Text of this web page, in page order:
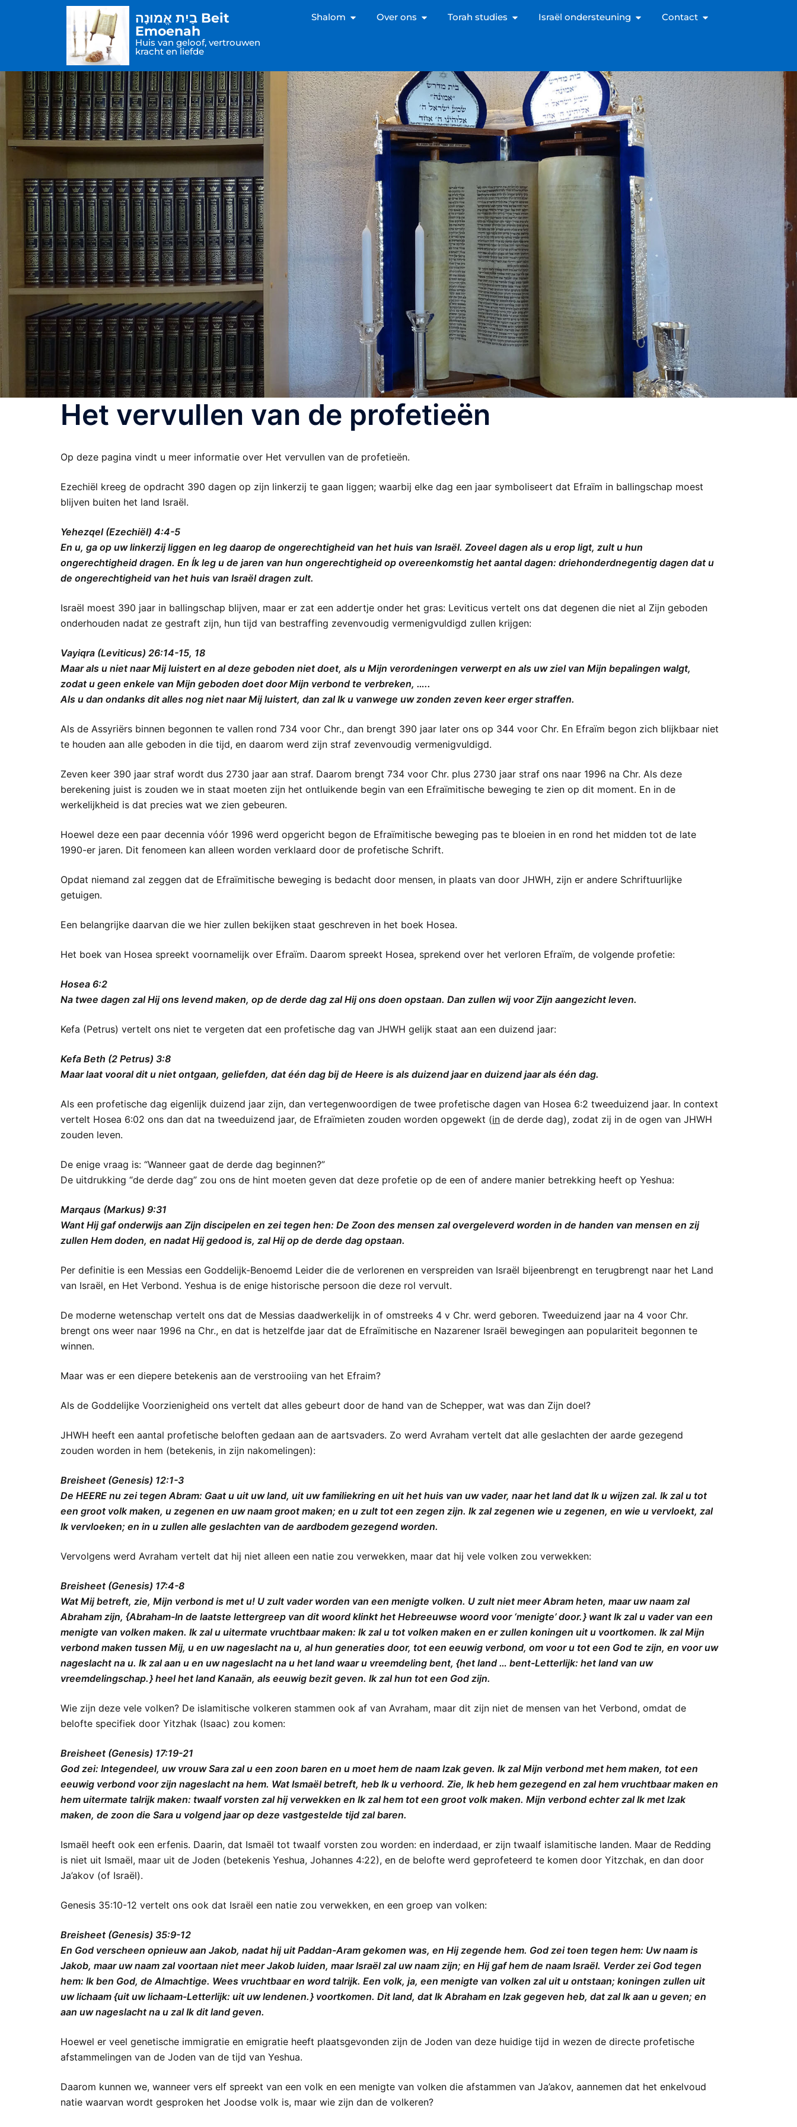
בַיִת אֱמוּנָה Beit
Emoenah
Huis van geloof, vertrouwen
kracht en liefde
Shalom Over ons Torah studies Israël ondersteuning Contact
Het vervullen van de profetieën
Op deze pagina vindt u meer informatie over Het vervullen van de profetieën.
Ezechiël kreeg de opdracht 390 dagen op zijn linkerzij te gaan liggen; waarbij elke dag een jaar symboliseert dat Efraïm in ballingschap moest
blijven buiten het land Israël.
Yehezqel (Ezechiël) 4:4-5
En u, ga op uw linkerzij liggen en leg daarop de ongerechtigheid van het huis van Israël. Zoveel dagen als u erop ligt, zult u hun
ongerechtigheid dragen. En Ík leg u de jaren van hun ongerechtigheid op overeenkomstig het aantal dagen: driehonderdnegentig dagen dat u
de ongerechtigheid van het huis van Israël dragen zult.
Israël moest 390 jaar in ballingschap blijven, maar er zat een addertje onder het gras: Leviticus vertelt ons dat degenen die niet al Zijn geboden
onderhouden nadat ze gestraft zijn, hun tijd van bestraffing zevenvoudig vermenigvuldigd zullen krijgen:
Vayiqra (Leviticus) 26:14-15, 18
Maar als u niet naar Mij luistert en al deze geboden niet doet, als u Mijn verordeningen verwerpt en als uw ziel van Mijn bepalingen walgt,
zodat u geen enkele van Mijn geboden doet door Mijn verbond te verbreken, …..
Als u dan ondanks dit alles nog niet naar Mij luistert, dan zal Ik u vanwege uw zonden zeven keer erger straffen.
Als de Assyriërs binnen begonnen te vallen rond 734 voor Chr., dan brengt 390 jaar later ons op 344 voor Chr. En Efraïm begon zich blijkbaar niet
te houden aan alle geboden in die tijd, en daarom werd zijn straf zevenvoudig vermenigvuldigd.
Zeven keer 390 jaar straf wordt dus 2730 jaar aan straf. Daarom brengt 734 voor Chr. plus 2730 jaar straf ons naar 1996 na Chr. Als deze
berekening juist is zouden we in staat moeten zijn het ontluikende begin van een Efraïmitische beweging te zien op dit moment. En in de
werkelijkheid is dat precies wat we zien gebeuren.
Hoewel deze een paar decennia vóór 1996 werd opgericht begon de Efraïmitische beweging pas te bloeien in en rond het midden tot de late
1990-er jaren. Dit fenomeen kan alleen worden verklaard door de profetische Schrift.
Opdat niemand zal zeggen dat de Efraïmitische beweging is bedacht door mensen, in plaats van door JHWH, zijn er andere Schriftuurlijke
getuigen.
Een belangrijke daarvan die we hier zullen bekijken staat geschreven in het boek Hosea.
Het boek van Hosea spreekt voornamelijk over Efraïm. Daarom spreekt Hosea, sprekend over het verloren Efraïm, de volgende profetie:
Hosea 6:2
Na twee dagen zal Hij ons levend maken, op de derde dag zal Hij ons doen opstaan. Dan zullen wij voor Zijn aangezicht leven.
Kefa (Petrus) vertelt ons niet te vergeten dat een profetische dag van JHWH gelijk staat aan een duizend jaar:
Kefa Beth (2 Petrus) 3:8
Maar laat vooral dit u niet ontgaan, geliefden, dat één dag bij de Heere is als duizend jaar en duizend jaar als één dag.
Als een profetische dag eigenlijk duizend jaar zijn, dan vertegenwoordigen de twee profetische dagen van Hosea 6:2 tweeduizend jaar. In context
vertelt Hosea 6:02 ons dan dat na tweeduizend jaar, de Efraïmieten zouden worden opgewekt (in de derde dag), zodat zij in de ogen van JHWH
zouden leven.
De enige vraag is: “Wanneer gaat de derde dag beginnen?”
De uitdrukking “de derde dag” zou ons de hint moeten geven dat deze profetie op de een of andere manier betrekking heeft op Yeshua:
Marqaus (Markus) 9:31
Want Hij gaf onderwijs aan Zijn discipelen en zei tegen hen: De Zoon des mensen zal overgeleverd worden in de handen van mensen en zij
zullen Hem doden, en nadat Hij gedood is, zal Hij op de derde dag opstaan.
Per definitie is een Messias een Goddelijk-Benoemd Leider die de verlorenen en verspreiden van Israël bijeenbrengt en terugbrengt naar het Land
van Israël, en Het Verbond. Yeshua is de enige historische persoon die deze rol vervult.
De moderne wetenschap vertelt ons dat de Messias daadwerkelijk in of omstreeks 4 v Chr. werd geboren. Tweeduizend jaar na 4 voor Chr.
brengt ons weer naar 1996 na Chr., en dat is hetzelfde jaar dat de Efraïmitische en Nazarener Israël bewegingen aan populariteit begonnen te
winnen.
Maar was er een diepere betekenis aan de verstrooiing van het Efraim?
Als de Goddelijke Voorzienigheid ons vertelt dat alles gebeurt door de hand van de Schepper, wat was dan Zijn doel?
JHWH heeft een aantal profetische beloften gedaan aan de aartsvaders. Zo werd Avraham vertelt dat alle geslachten der aarde gezegend
zouden worden in hem (betekenis, in zijn nakomelingen):
Breisheet (Genesis) 12:1-3
De HEERE nu zei tegen Abram: Gaat u uit uw land, uit uw familiekring en uit het huis van uw vader, naar het land dat Ik u wijzen zal. Ik zal u tot
een groot volk maken, u zegenen en uw naam groot maken; en u zult tot een zegen zijn. Ik zal zegenen wie u zegenen, en wie u vervloekt, zal
Ik vervloeken; en in u zullen alle geslachten van de aardbodem gezegend worden.
Vervolgens werd Avraham vertelt dat hij niet alleen een natie zou verwekken, maar dat hij vele volken zou verwekken:
Breisheet (Genesis) 17:4-8
Wat Mij betreft, zie, Mijn verbond is met u! U zult vader worden van een menigte volken. U zult niet meer Abram heten, maar uw naam zal
Abraham zijn, {Abraham-In de laatste lettergreep van dit woord klinkt het Hebreeuwse woord voor ‘menigte’ door. } want Ik zal u vader van een
menigte van volken maken. Ik zal u uitermate vruchtbaar maken: Ik zal u tot volken maken en er zullen koningen uit u voortkomen. Ik zal Mijn
verbond maken tussen Mij, u en uw nageslacht na u, al hun generaties door, tot een eeuwig verbond, om voor u tot een God te zijn, en voor uw
nageslacht na u. Ik zal aan u en uw nageslacht na u het land waar u vreemdeling bent, {het land … bent-Letterlijk: het land van uw
vreemdelingschap. } heel het land Kanaän, als eeuwig bezit geven. Ik zal hun tot een God zijn.
Wie zijn deze vele volken? De islamitische volkeren stammen ook af van Avraham, maar dit zijn niet de mensen van het Verbond, omdat de
belofte specifiek door Yitzhak (Isaac) zou komen:
Breisheet (Genesis) 17:19-21
God zei: Integendeel, uw vrouw Sara zal u een zoon baren en u moet hem de naam Izak geven. Ik zal Mijn verbond met hem maken, tot een
eeuwig verbond voor zijn nageslacht na hem. Wat Ismaël betreft, heb Ik u verhoord. Zie, Ik heb hem gezegend en zal hem vruchtbaar maken en
hem uitermate talrijk maken: twaalf vorsten zal hij verwekken en Ik zal hem tot een groot volk maken. Mijn verbond echter zal Ik met Izak
maken, de zoon die Sara u volgend jaar op deze vastgestelde tijd zal baren.
Ismaël heeft ook een erfenis. Daarin, dat Ismaël tot twaalf vorsten zou worden: en inderdaad, er zijn twaalf islamitische landen. Maar de Redding
is niet uit Ismaël, maar uit de Joden (betekenis Yeshua, Johannes 4:22), en de belofte werd geprofeteerd te komen door Yitzchak, en dan door
Ja’akov (of Israël).
Genesis 35:10-12 vertelt ons ook dat Israël een natie zou verwekken, en een groep van volken:
Breisheet (Genesis) 35:9-12
En God verscheen opnieuw aan Jakob, nadat hij uit Paddan-Aram gekomen was, en Hij zegende hem. God zei toen tegen hem: Uw naam is
Jakob, maar uw naam zal voortaan niet meer Jakob luiden, maar Israël zal uw naam zijn; en Hij gaf hem de naam Israël. Verder zei God tegen
hem: Ik ben God, de Almachtige. Wees vruchtbaar en word talrijk. Een volk, ja, een menigte van volken zal uit u ontstaan; koningen zullen uit
uw lichaam {uit uw lichaam-Letterlijk: uit uw lendenen. } voortkomen. Dit land, dat Ik Abraham en Izak gegeven heb, dat zal Ik aan u geven; en
aan uw nageslacht na u zal Ik dit land geven.
Hoewel er veel genetische immigratie en emigratie heeft plaatsgevonden zijn de Joden van deze huidige tijd in wezen de directe profetische
afstammelingen van de Joden van de tijd van Yeshua.
Daarom kunnen we, wanneer vers elf spreekt van een volk en een menigte van volken die afstammen van Ja’akov, aannemen dat het enkelvoud
natie waarvan wordt gesproken het Joodse volk is, maar wie zijn dan de volkeren?